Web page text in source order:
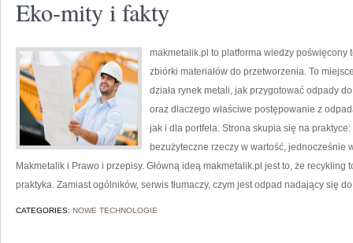
Eko-mity i fakty
makmetalik.pl to platforma wiedzy
zbiórki materiałów do przetworzenia. To
działa rynek metali, jak przygotować odpady
oraz dlaczego właściwe postępowanie z
jak i dla portfela. Strona skupia się na
bezużyteczne rzeczy w wartość,
Makmetalik i Prawo i przepisy. Główną ideą makmetalik.pl jest to, że recykling
praktyka. Zamiast ogólników, serwis tłumaczy, czym jest odpad nadający się
CATEGORIES: NOWE TECHNOLOGIE